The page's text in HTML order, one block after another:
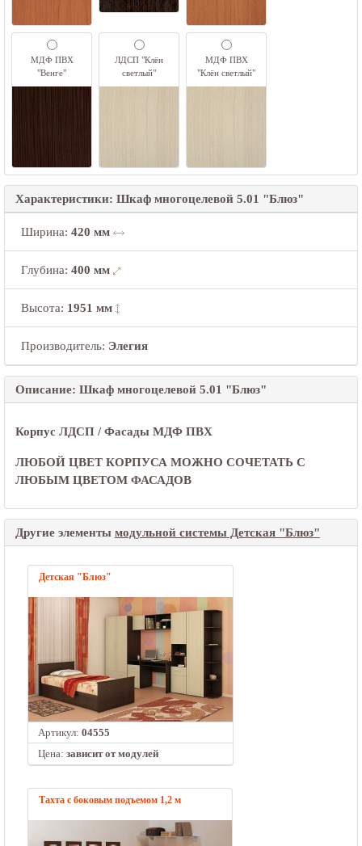
МДФ ПВХ
"Венге"
ЛДСП "Клён
светлый"
МДФ ПВХ
"Клён светлый"
Характеристики: Шкаф многоцелевой 5.01 "Блюз"
Ширина: 420 мм
Глубина: 400 мм
Высота: 1951 мм
Производитель: Элегия
Описание: Шкаф многоцелевой 5.01 "Блюз"
Корпус ЛДСП /Фасады МДФ ПВХ
ЛЮБОЙ ЦВЕТ КОРПУСА МОЖНО СОЧЕТАТЬ С
ЛЮБЫМ ЦВЕТОМ ФАСАДОВ
Другие элементы модульной системы Детская "Блюз"
Детская "Блюз"
Артикул: 04555
Цена: зависит от модулей
Тахта с боковым подъемом 1,2 м